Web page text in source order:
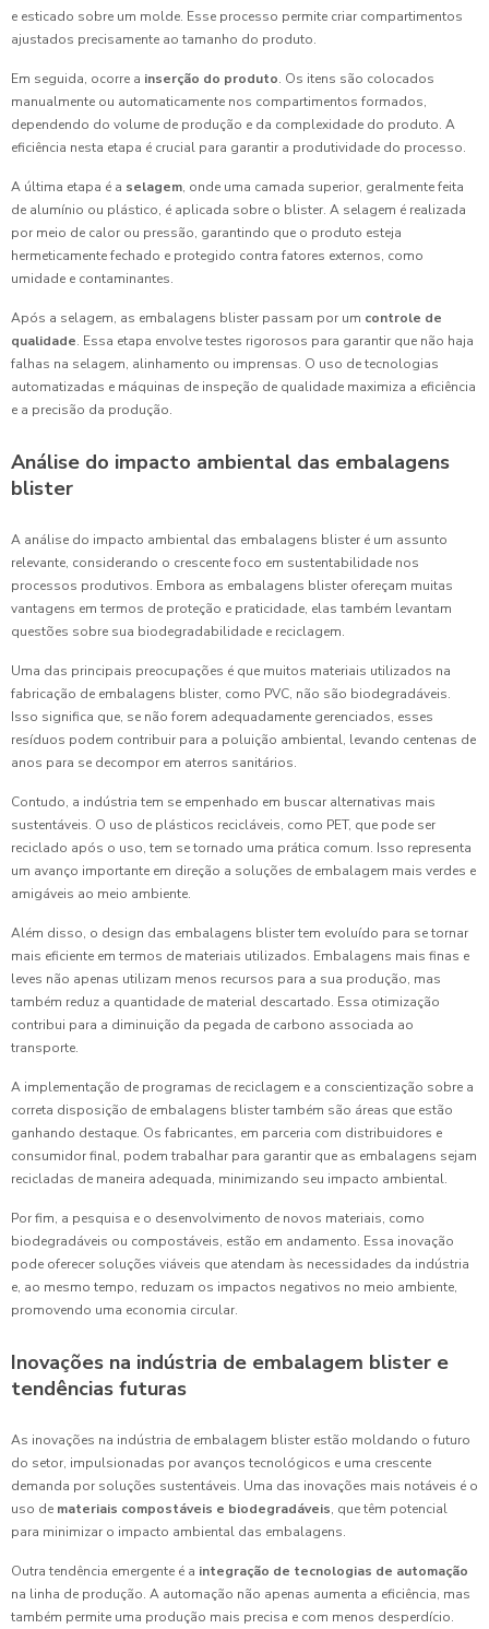
e esticado sobre um molde. Esse processo permite criar compartimentos
ajustados precisamente ao tamanho do produto.
Em seguida, ocorre a inserção do produto. Os itens são colocados
manualmente ou automaticamente nos compartimentos formados,
dependendo do volume de produção e da complexidade do produto. A
eficiência nesta etapa é crucial para garantir a produtividade do processo.
A última etapa é a selagem, onde uma camada superior, geralmente feita
de alumínio ou plástico, é aplicada sobre o blister. A selagem é realizada
por meio de calor ou pressão, garantindo que o produto esteja
hermeticamente fechado e protegido contra fatores externos, como
umidade e contaminantes.
Após a selagem, as embalagens blister passam por um controle de
qualidade. Essa etapa envolve testes rigorosos para garantir que não haja
falhas na selagem, alinhamento ou imprensas. O uso de tecnologias
automatizadas e máquinas de inspeção de qualidade maximiza a eficiência
e a precisão da produção.
Análise do impacto ambiental das embalagens
blister
A análise do impacto ambiental das embalagens blister é um assunto
relevante, considerando o crescente foco em sustentabilidade nos
processos produtivos. Embora as embalagens blister ofereçam muitas
vantagens em termos de proteção e praticidade, elas também levantam
questões sobre sua biodegradabilidade e reciclagem.
Uma das principais preocupações é que muitos materiais utilizados na
fabricação de embalagens blister, como PVC, não são biodegradáveis.
Isso significa que, se não forem adequadamente gerenciados, esses
resíduos podem contribuir para a poluição ambiental, levando centenas de
anos para se decompor em aterros sanitários.
Contudo, a indústria tem se empenhado em buscar alternativas mais
sustentáveis. O uso de plásticos recicláveis, como PET, que pode ser
reciclado após o uso, tem se tornado uma prática comum. Isso representa
um avanço importante em direção a soluções de embalagem mais verdes e
amigáveis ao meio ambiente.
Além disso, o design das embalagens blister tem evoluído para se tornar
mais eficiente em termos de materiais utilizados. Embalagens mais finas e
leves não apenas utilizam menos recursos para a sua produção, mas
também reduz a quantidade de material descartado. Essa otimização
contribui para a diminuição da pegada de carbono associada ao
transporte.
A implementação de programas de reciclagem e a conscientização sobre a
correta disposição de embalagens blister também são áreas que estão
ganhando destaque. Os fabricantes, em parceria com distribuidores e
consumidor final, podem trabalhar para garantir que as embalagens sejam
recicladas de maneira adequada, minimizando seu impacto ambiental.
Por fim, a pesquisa e o desenvolvimento de novos materiais, como
biodegradáveis ou compostáveis, estão em andamento. Essa inovação
pode oferecer soluções viáveis que atendam às necessidades da indústria
e, ao mesmo tempo, reduzam os impactos negativos no meio ambiente,
promovendo uma economia circular.
Inovações na indústria de embalagem blister e
tendências futuras
As inovações na indústria de embalagem blister estão moldando o futuro
do setor, impulsionadas por avanços tecnológicos e uma crescente
demanda por soluções sustentáveis. Uma das inovações mais notáveis é o
uso de materiais compostáveis e biodegradáveis, que têm potencial
para minimizar o impacto ambiental das embalagens.
Outra tendência emergente é a integração de tecnologias de automação
na linha de produção. A automação não apenas aumenta a eficiência, mas
também permite uma produção mais precisa e com menos desperdício.